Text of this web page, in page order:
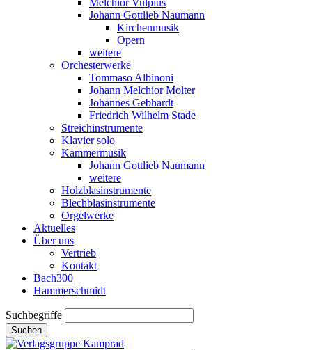
Melchior Vulpius
Johann Gottlieb Naumann
Kirchenmusik
Opern
weitere
Orchesterwerke
Tommaso Albinoni
Johann Melchior Molter
Johannes Gebhardt
Friedrich Wilhelm Stade
Streichinstrumente
Klavier solo
Kammermusik
Johann Gottlieb Naumann
weitere
Holzblasinstrumente
Blechblasinstrumente
Orgelwerke
Aktuelles
Über uns
Vertrieb
Kontakt
Bach300
Hammerschmidt
Suchbegriffe
Suchen